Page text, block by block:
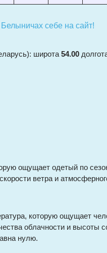
себе на сайт!
широта 54.00
ощущает одетый по
ветра и
которую ощущает
облачности и высоты
нулю.